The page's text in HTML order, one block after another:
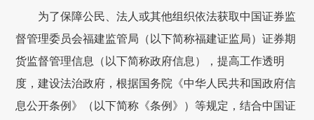
为了保障公民、法人或其他组织依法获取中国证券监
督管理委员会福建监管局（以下简称福建证监局）证券期
货监督管理信息（以下简称政府信息），提高工作透明
度，建设法治政府，根据国务院《中华人民共和国政府信
息公开条例》（以下简称《条例》）等规定，结合中国证